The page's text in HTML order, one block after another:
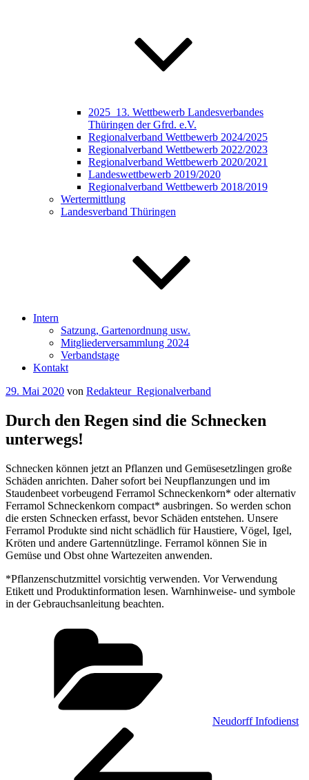
2025_13. Wettbewerb Landesverbandes
Thüringen der Gfrd. e.V.
Regionalverband Wettbewerb 2024/2025
Regionalverband Wettbewerb 2022/2023
Regionalverband Wettbewerb 2020/2021
Landeswettbewerb 2019/2020
Regionalverband Wettbewerb 2018/2019
Wertermittlung
Landesverband Thüringen
Intern
Satzung, Gartenordnung usw.
Mitgliederversammlung 2024
Verbandstage
Kontakt
Veröffentlicht
29. Mai 2020 von Redakteur_Regionalverband
Durch den Regen sind die Schnecken
unterwegs!
Schnecken können jetzt an Pflanzen und Gemüsesetzlingen große
Schäden anrichten. Daher sofort bei Neupflanzungen und im
Staudenbeet vorbeugend Ferramol Schneckenkorn* oder alternativ
Ferramol Schneckenkorn compact* ausbringen. So werden schon
die ersten Schnecken erfasst, bevor Schäden entstehen. Unsere
Ferramol Produkte sind nicht schädlich für Haustiere, Vögel, Igel,
Kröten und andere Gartennützlinge. Ferramol können Sie in
Gemüse und Obst ohne Wartezeiten anwenden.
*Pflanzenschutzmittel vorsichtig verwenden. Vor Verwendung
Etikett und Produktinformation lesen. Warnhinweise- und symbole
in der Gebrauchsanleitung beachten.
Neudorff Infodienst
Beitragsnavigation